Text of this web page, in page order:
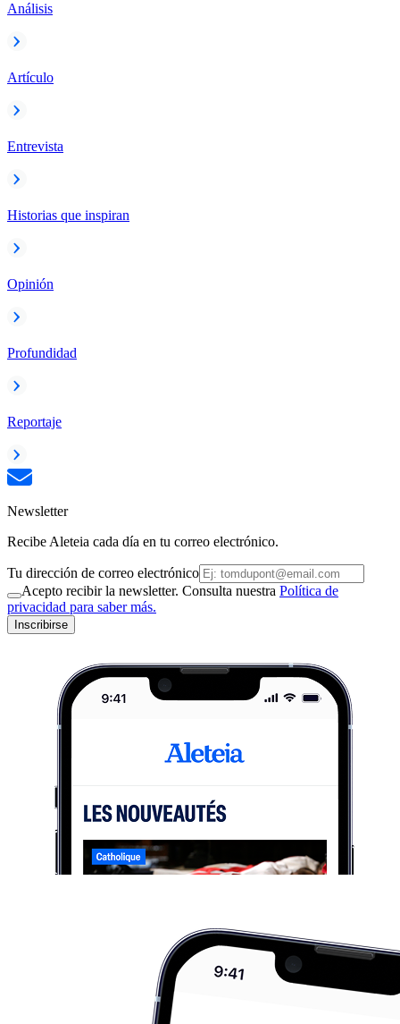
Análisis
Artículo
Entrevista
Historias que inspiran
Opinión
Profundidad
Reportaje
Newsletter
Recibe Aleteia cada día en tu correo electrónico.
Tu dirección de correo electrónico
Acepto recibir la newsletter. Consulta nuestra Política de
privacidad para saber más.
Inscribirse